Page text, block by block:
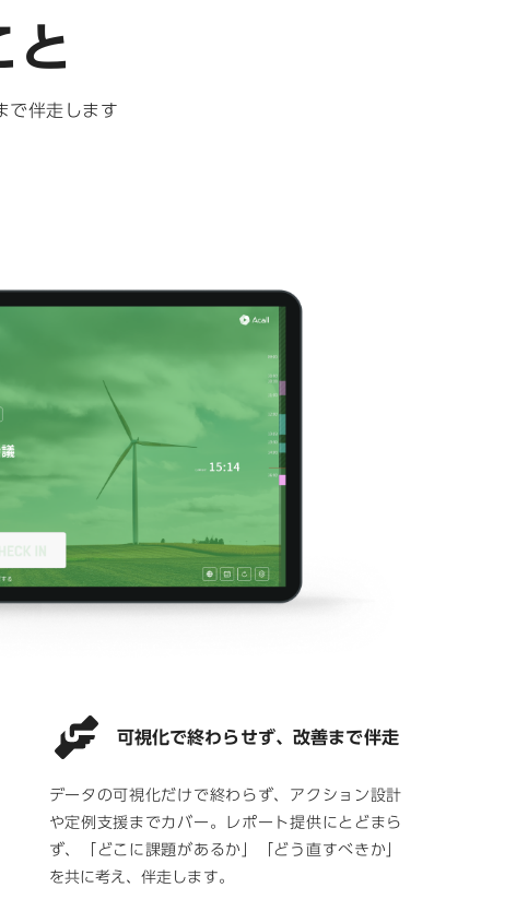
と
で伴走します
可視化で終わらせず、改善まで伴走
データの可視化だけで終わらず、アクション設計
や定例支援までカバー。レポート提供にとどまら
ず、「どこに課題があるか」「どう直すべきか」
を共に考え、伴走します。